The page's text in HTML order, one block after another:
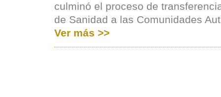
culminó el proceso de
de Sanidad a las Comunidades
Ver más >>